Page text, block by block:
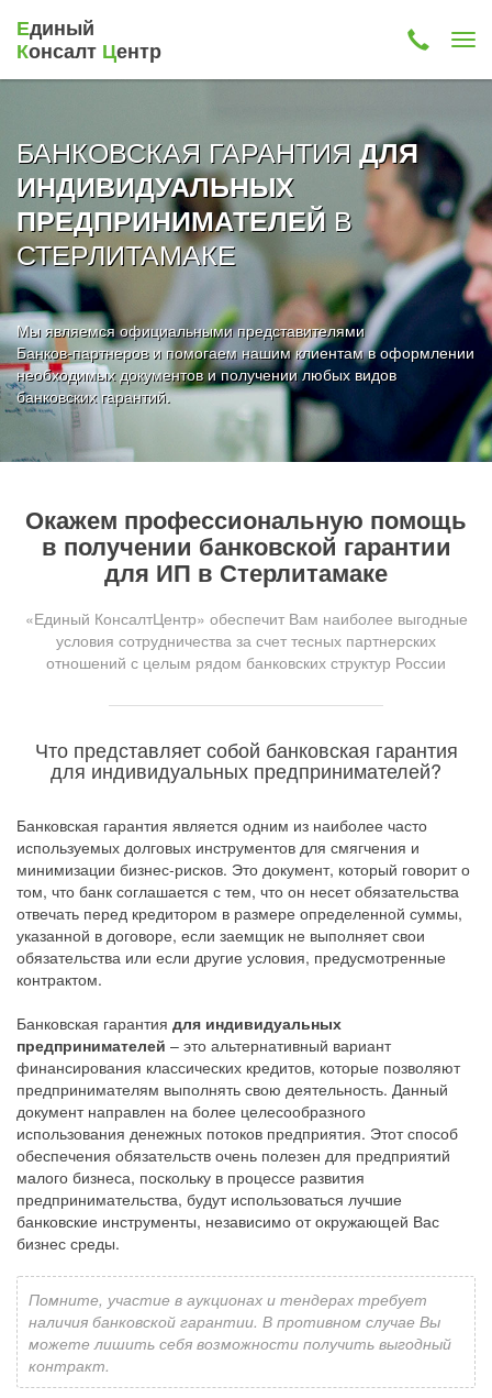
Единый
Консалт Центр
БАНКОВСКАЯ ГАРАНТИЯ ДЛЯ
ИНДИВИДУАЛЬНЫХ
ПРЕДПРИНИМАТЕЛЕЙ В
СТЕРЛИТАМАКЕ
Мы являемся официальными представителями
Банков-партнеров и помогаем нашим клиентам в оформлении
необходимых документов и получении любых видов
банковских гарантий.
Окажем профессиональную помощь
в получении банковской гарантии
для ИП в Стерлитамаке
«Единый КонсалтЦентр» обеспечит Вам наиболее выгодные
условия сотрудничества за счет тесных партнерских
отношений с целым рядом банковских структур России
Что представляет собой банковская гарантия
для индивидуальных предпринимателей?
Банковская гарантия является одним из наиболее часто
используемых долговых инструментов для смягчения и
минимизации бизнес-рисков. Это документ, который говорит о
том, что банк соглашается с тем, что он несет обязательства
отвечать перед кредитором в размере определенной суммы,
указанной в договоре, если заемщик не выполняет свои
обязательства или если другие условия, предусмотренные
контрактом.
Банковская гарантия для индивидуальных
предпринимателей – это альтернативный вариант
финансирования классических кредитов, которые позволяют
предпринимателям выполнять свою деятельность. Данный
документ направлен на более целесообразного
использования денежных потоков предприятия. Этот способ
обеспечения обязательств очень полезен для предприятий
малого бизнеса, поскольку в процессе развития
предпринимательства, будут использоваться лучшие
банковские инструменты, независимо от окружающей Вас
бизнес среды.
Помните, участие в аукционах и тендерах требует
наличия банковской гарантии. В противном случае Вы
можете лишить себя возможности получить выгодный
контракт.